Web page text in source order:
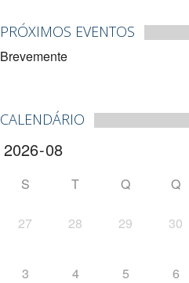
PRÓXIMOS EVENTOS
Brevemente
CALENDÁRIO
S T Q Q
27 28 29 30
3 4 5 6